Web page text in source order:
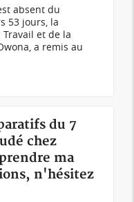
absent du
53 jours, la
et de la
a remis au
du 7
chez
ma
n'hésitez